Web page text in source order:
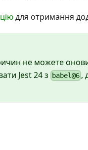
для отримання
не можете
Jest 24 з
babel@6 ,